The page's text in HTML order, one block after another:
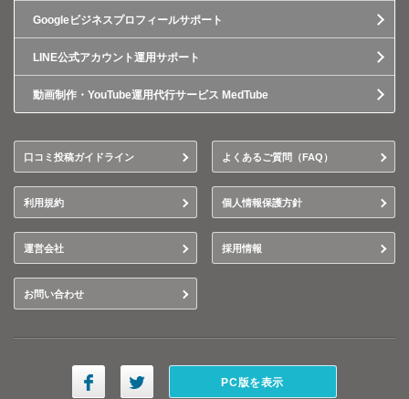
Googleビジネスプロフィールサポート
LINE公式アカウント運用サポート
動画制作・YouTube運用代行サービス MedTube
口コミ投稿ガイドライン よくあるご質問（FAQ）
利用規約 個人情報保護方針
運営会社 採用情報
お問い合わせ
PC版を表示